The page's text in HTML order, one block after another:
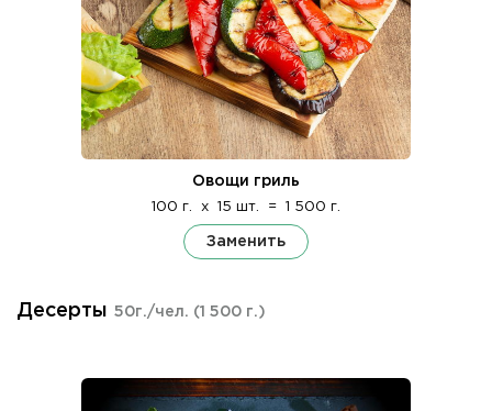
Овощи гриль
100 г. x 15 шт. = 1 500 г.
Заменить
Десерты 50г./чел. (1 500 г.)